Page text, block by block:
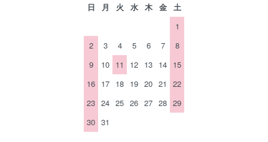
日 月 火 水 木 金
土
1
2
3 4 5 6 7
8
9
10 11 12 13 14 15
16 17 18 19 20 21
22
23 24 25 26 27 28 29
30 31